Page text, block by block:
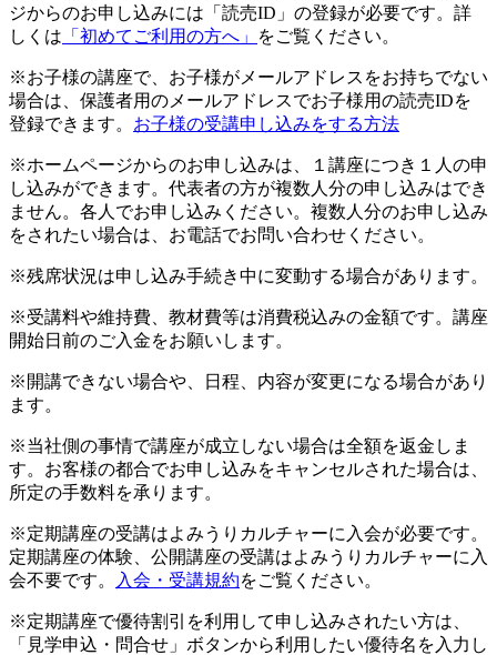
ジからのお申し込みには「読売ID」の登録が必要です。詳
しくは 「初めてご利用の方へ」 をご覧ください。
※お子様の講座で、お子様がメールアドレスをお持ちでない
場合は、保護者用のメールアドレスでお子様用の読売IDを
登録できます。 お子様の受講申し込みをする方法
※ホームページからのお申し込みは、１講座につき１人の申
し込みができます。代表者の方が複数人分の申し込みはでき
ません。各人でお申し込みください。複数人分のお申し込み
をされたい場合は、お電話でお問い合わせください。
※残席状況は申し込み手続き中に変動する場合があります。
※受講料や維持費、教材費等は消費税込みの金額です。講座
開始日前のご入金をお願いします。
※開講できない場合や、日程、内容が変更になる場合があり
ます。
※当社側の事情で講座が成立しない場合は全額を返金しま
す。お客様の都合でお申し込みをキャンセルされた場合は、
所定の手数料を承ります。
※定期講座の受講はよみうりカルチャーに入会が必要です。
定期講座の体験、公開講座の受講はよみうりカルチャーに入
会不要です。
入会・受講規約をご覧ください。
※定期講座で優待割引を利用して申し込みされたい方は、
「見学申込・問合せ」ボタンから利用したい優待名を入力し